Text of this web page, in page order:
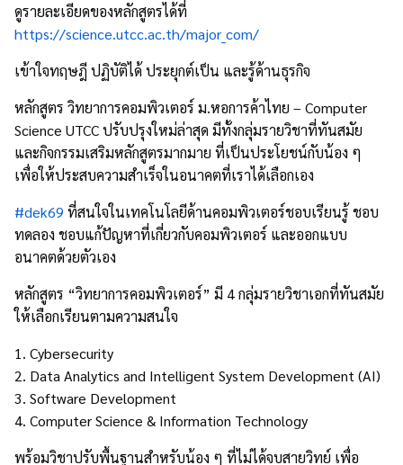
ดูรายละเอียดของหลักสูตรได้ที่
https://science.utcc.ac.th/major_com/
เข้าใจทฤษฎี ปฏิบัติได้ ประยุกต์เป็น และรู้ด้านธุรกิจ
หลักสูตร วิทยาการคอมพิวเตอร์ ม.หอการค้าไทย – Computer
Science UTCC ปรับปรุงใหม่ล่าสุด มีทั้งกลุ่มรายวิชาที่ทันสมัย
และกิจกรรมเสริมหลักสูตรมากมาย ที่เป็นประโยชน์กับน้อง ๆ
เพื่อให้ประสบความสำเร็จในอนาคตที่เราได้เลือกเอง
#dek69 ที่สนใจในเทคโนโลยีด้านคอมพิวเตอร์ชอบเรียนรู้ ชอบ
ทดลอง ชอบแก้ปัญหาที่เกี่ยวกับคอมพิวเตอร์ และออกแบบ
อนาคตด้วยตัวเอง
หลักสูตร “วิทยาการคอมพิวเตอร์” มี 4 กลุ่มรายวิชาเอกที่ทันสมัย
ให้เลือกเรียนตามความสนใจ
1. Cybersecurity
2. Data Analytics and Intelligent System Development (AI)
3. Software Development
4. Computer Science & Information Technology
พร้อมวิชาปรับพื้นฐานสำหรับน้อง ๆ ที่ไม่ได้จบสายวิทย์ เพื่อ